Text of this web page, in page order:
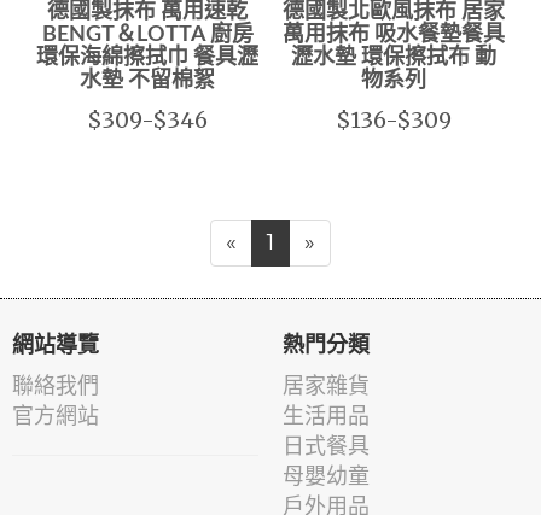
德國製抹布 萬用速乾
BENGT＆LOTTA 廚房
環保海綿擦拭巾 餐具瀝
水墊 不留棉絮
$309-$346
德國製北歐風抹布 居家
萬用抹布 吸水餐墊餐具
瀝水墊 環保擦拭布 動
物系列
$136-$309
« 1 »
網站導覽
聯絡我們
官方網站
熱門分類
居家雜貨
生活用品
日式餐具
母嬰幼童
戶外用品